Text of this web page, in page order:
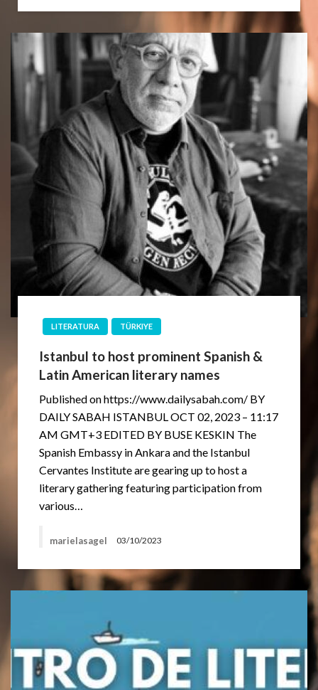
LITERATURA TÜRKIYE
Istanbul to host prominent Spanish &
Latin American literary names
Published on https://www.dailysabah.com/ BY
DAILY SABAH ISTANBUL OCT 02, 2023 – 11:17
AM GMT+3 EDITED BY BUSE KESKIN The
Spanish Embassy in Ankara and the Istanbul
Cervantes Institute are gearing up to host a
literary gathering featuring participation from
various…
marielasagel 03/10/2023